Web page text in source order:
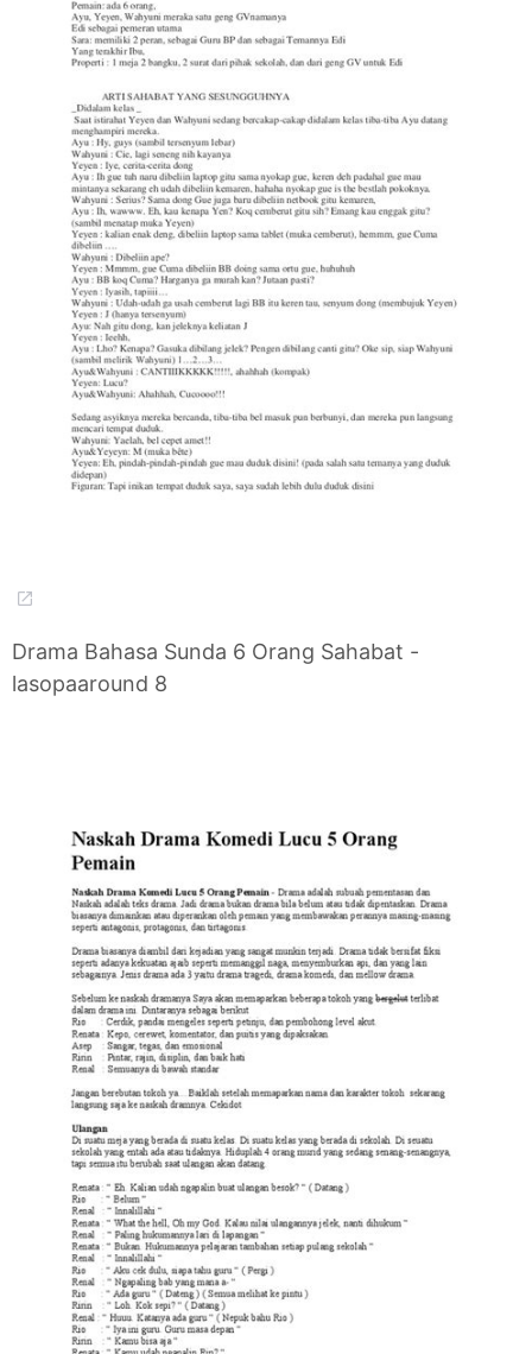
Drama Bahasa Sunda 6 Orang Sahabat -
lasopaaround 8